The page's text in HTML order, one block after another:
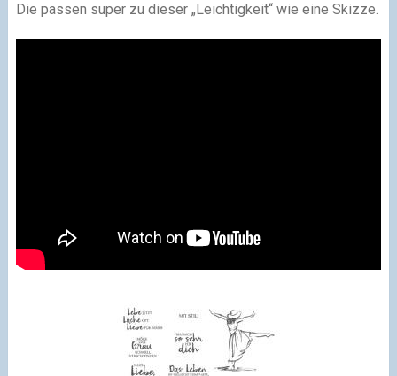
Die passen super zu dieser „Leichtigkeit“ wie eine Skizze.